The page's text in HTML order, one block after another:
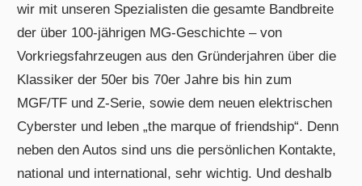
wir mit unseren Spezialisten die gesamte Bandbreite
der über 100-jährigen MG-Geschichte – von
Vorkriegsfahrzeugen aus den Gründerjahren über die
Klassiker der 50er bis 70er Jahre bis hin zum
MGF/TF und Z-Serie, sowie dem neuen elektrischen
Cyberster und leben „the marque of friendship“. Denn
neben den Autos sind uns die persönlichen Kontakte,
national und international, sehr wichtig. Und deshalb